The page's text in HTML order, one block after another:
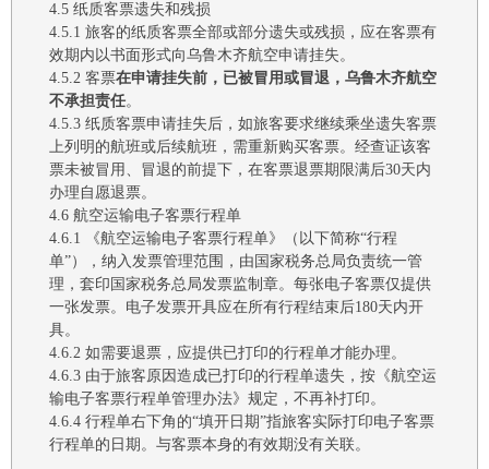
4.5 纸质客票遗失和残损
4.5.1 旅客的纸质客票全部或部分遗失或残损，应在客票有
效期内 以书面形式向乌鲁木齐航空申请挂失。
4.5.2 客票在申请挂失前，已被冒用或冒退， 乌鲁木齐航空
不承担责任。
4.5.3 纸质客票申请挂失后 ，如旅客要求继续乘坐遗失客票
上列明的航班或后续航班，需重新购买客票。 经查证该客
票未被冒用、冒退的前提下 ， 在客票退票期限满后30天内
办理自愿退票。
4.6 航空运输电子客票行程单
4.6.1
《航空运输电子客票行程单》（以下简称“行程
单”）
，纳入发票管理范围，由国家税务总局负责统一管
理，套印国家税务总局发票监制章。每张电子客票仅提供
一张发票。 电子发票开具应在所有行程结束后180天内开
具。
4.6.2 如需要退票，应提供已打印的行程单才能办理。
4.6.3 由于旅客原因造成已打印的行程单遗失，按《航空运
输电子客票行程单管理办法》规定，不再补打印。
4.6.4 行程单右下角的“填开日期”指旅客实际打印电子客票
行程单的日期。与客票本身的有效期没有关联。